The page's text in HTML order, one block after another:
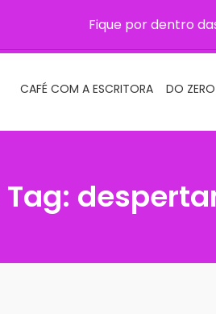
Fique por dentro
CAFÉ COM A ESCRITORA DO
Tag: